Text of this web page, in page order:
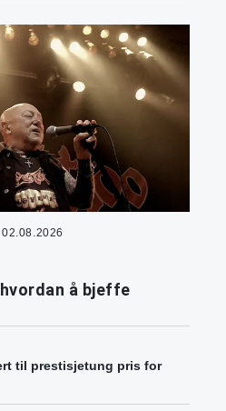
02.08.2026
å bjeffe
til prestisjetung pris for